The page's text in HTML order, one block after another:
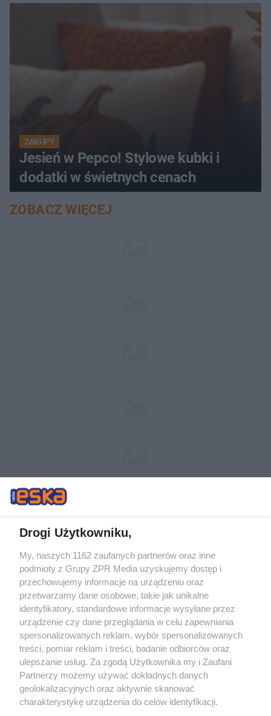
ZAKUPY
Jesień w Pepco! Stylowe kubki i
dodatki w świetnych cenach
ZOBACZ WIĘCEJ
Żaden utwór zamieszczony w serwisie nie może być powielany i
rozpowszechniany lub dalej rozpowszechniany w jakikolwiek sposób (w
tym także elektroniczny lub mechaniczny) na jakimkolwiek polu
eksploatacji w jakiejkolwiek formie, włącznie z umieszczaniem w
Internecie bez pisemnej zgody właściciela praw. Jakiekolwiek użycie lub
wykorzystanie utworów w całości lub w części z naruszeniem prawa,
tzn. bez właściwej zgody, jest zabronione pod groźbą kary i może być
ścigane prawnie.
Drogi Użytkowniku,
My, naszych 1162 zaufanych partnerów oraz inne
podmioty z Grupy ZPR Media uzyskujemy dostęp i
przechowujemy informacje na urządzeniu oraz
przetwarzamy dane osobowe, takie jak unikalne
identyfikatory, standardowe informacje wysyłane przez
urządzenie czy dane przeglądania w celu zapewniania
spersonalizowanych reklam, wybór spersonalizowanych
treści, pomiar reklam i treści, badanie odbiorców oraz
ulepszanie usług. Za zgodą Użytkownika my i Zaufani
Partnerzy możemy używać dokładnych danych
geolokalizacyjnych oraz aktywnie skanować
charakterystykę urządzenia do celów identyfikacji.